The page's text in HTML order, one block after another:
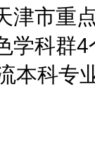
津市重
学科群
本科专